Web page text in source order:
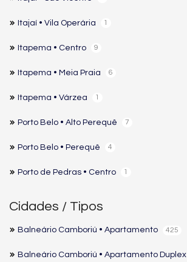
Itajaí • Vila Operária 1
Itapema • Centro 9
Itapema • Meia Praia 6
Itapema • Várzea 1
Porto Belo • Alto Perequê 7
Porto Belo • Perequê 4
Porto de Pedras • Centro 1
Cidades / Tipos
Balneário Camboriú • Apartamento 425
Balneário Camboriú • Apartamento Duplex